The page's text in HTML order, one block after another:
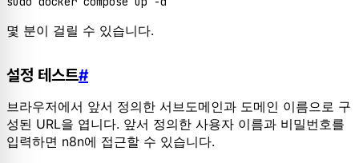
몇 분이 걸릴 수 있습니다.
설정 테스트#
브라우저에서 앞서 정의한 서브도메인과 도메인 이름으로 구
성된 URL을 엽니다. 앞서 정의한 사용자 이름과 비밀번호를
입력하면 n8n에 접근할 수 있습니다.